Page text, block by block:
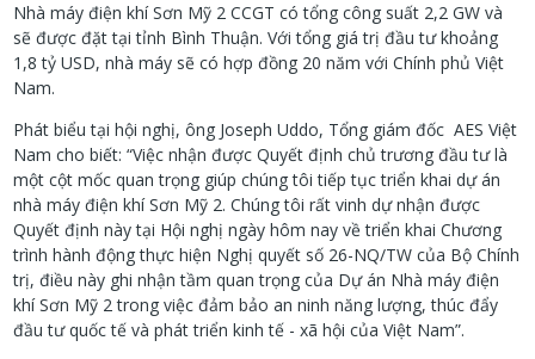
Nhà máy điện khí Sơn Mỹ 2 CCGT có tổng công suất 2,2 GW và
sẽ được đặt tại tỉnh Bình Thuận. Với tổng giá trị đầu tư khoảng
1,8 tỷ USD, nhà máy sẽ có hợp đồng 20 năm với Chính phủ Việt
Nam.
Phát biểu tại hội nghị, ông Joseph Uddo, Tổng giám đốc AES Việt
Nam cho biết: “Việc nhận được Quyết định chủ trương đầu tư là
một cột mốc quan trọng giúp chúng tôi tiếp tục triển khai dự án
nhà máy điện khí Sơn Mỹ 2. Chúng tôi rất vinh dự nhận được
Quyết định này tại Hội nghị ngày hôm nay về triển khai Chương
trình hành động thực hiện Nghị quyết số 26-NQ/TW của Bộ Chính
trị, điều này ghi nhận tầm quan trọng của Dự án Nhà máy điện
khí Sơn Mỹ 2 trong việc đảm bảo an ninh năng lượng, thúc đẩy
đầu tư quốc tế và phát triển kinh tế - xã hội của Việt Nam”.